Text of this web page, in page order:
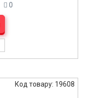
0
Код товару: 19608